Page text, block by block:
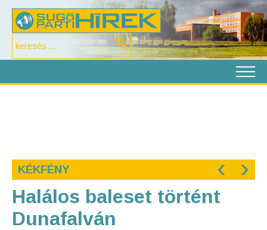
KÉKFÉNY ‹ ›
Halálos baleset történt
Dunafalván